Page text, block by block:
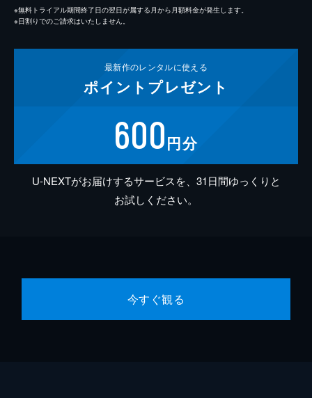
※無料トライアル期間終了日の翌日が属する月から月額料金が発生します。
※日割りでのご請求はいたしません。
最新作のレンタルに使える
ポイント プレゼント
600円分
U-NEXTがお届けするサービスを、31日間ゆっくりと
お試しください。
今すぐ観る